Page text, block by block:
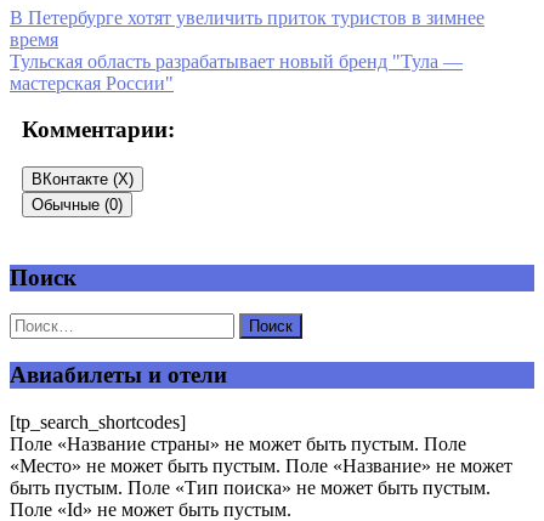
В Петербурге хотят увеличить приток туристов в зимнее
время
Тульская область разрабатывает новый бренд "Тула —
мастерская России"
Комментарии:
ВКонтакте (X)
Обычные (0)
Добавить комментарий
Ваш адрес email не будет опубликован.
Поиск
Авиабилеты и отели
[tp_search_shortcodes]
Поле «Название страны» не может быть пустым. Поле
«Место» не может быть пустым. Поле «Название» не может
быть пустым. Поле «Тип поиска» не может быть пустым.
Поле «Id» не может быть пустым.